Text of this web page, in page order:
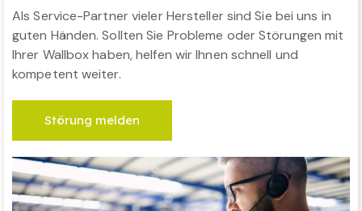
Als Service-Partner vieler Hersteller sind Sie bei uns in
guten Händen. Sollten Sie Probleme oder Störungen mit
Ihrer Wallbox haben, helfen wir Ihnen schnell und
kompetent weiter.
Störung melden